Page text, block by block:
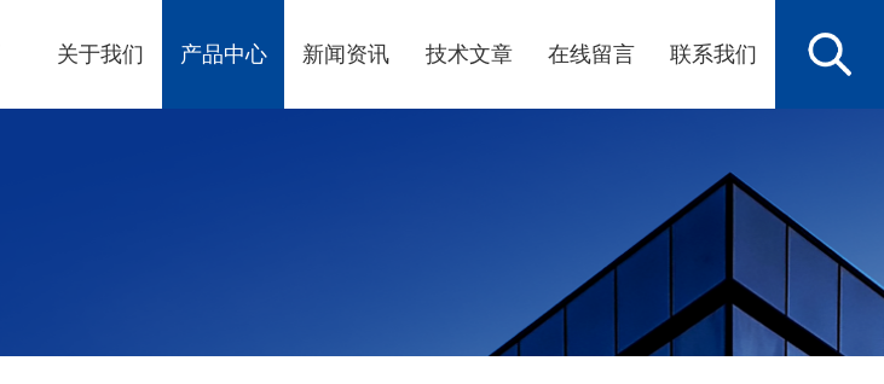
关于我们 产品中心 新闻资讯 技术文章 在线留言 联系我们